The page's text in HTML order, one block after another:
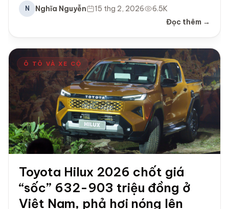
N Nghĩa Nguyễn 15 thg 2, 2026
6.5K
Đọc thêm →
Ô TÔ VÀ XE CỘ
Toyota Hilux 2026 chốt giá
“sốc” 632-903 triệu đồng ở
Việt Nam, phả hơi nóng lên